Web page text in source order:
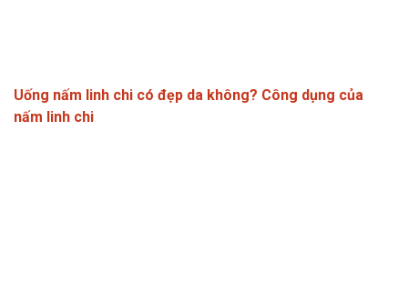
Uống nấm linh chi có đẹp da không? Công dụng của
nấm linh chi